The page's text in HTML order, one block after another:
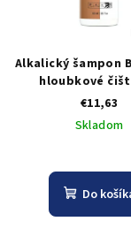
Alkalický šampon
hloubkové
keratinem pH
€11,63
Skladom
Do